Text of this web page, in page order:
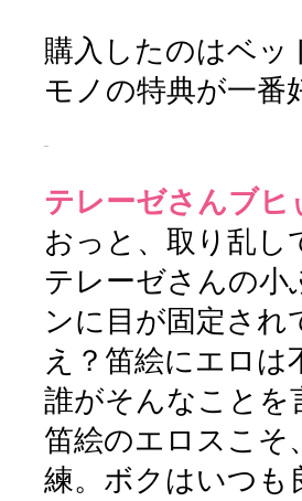
購入したのはベッ
モノの特典が一番
テレーゼさんブヒ
おっと、取り乱し
テレーゼさんの
ンに目が固定さ
え？笛絵にエロは
誰がそんなことを
笛絵のエロスこそ
練。ボクはいつも